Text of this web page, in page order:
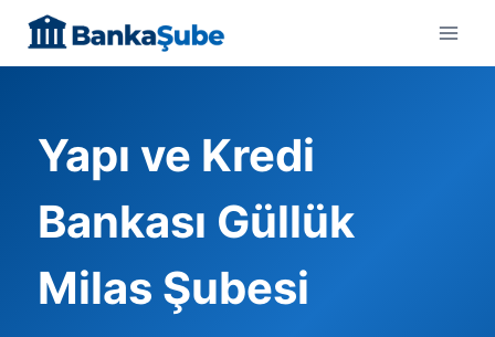
content
Yapı ve Kredi
Bankası Güllük
Milas Şubesi